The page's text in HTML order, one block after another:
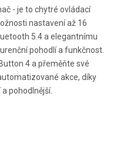
- je to chytré ovládací
nastavení až 16
5.4 a elegantnímu
pohodlí a funkčnost.
4 a přeměňte své
akce, díky
pohodlnější.